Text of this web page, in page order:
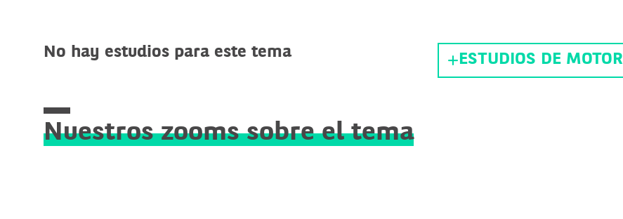
No hay estudios para este tema ESTUDIOS DE MOTOR
Nuestros zooms sobre el tema